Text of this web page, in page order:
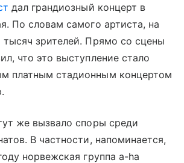
дал грандиозный концерт в
По словам самого артиста, на
зрителей. Прямо со сцены
что это выступление стало
платным стадионным концертом
же вызвало споры среди
В частности, напоминается,
норвежская группа a-ha